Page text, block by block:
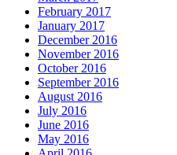
February 2017
January 2017
December 2016
November 2016
October 2016
September 2016
August 2016
July 2016
June 2016
May 2016